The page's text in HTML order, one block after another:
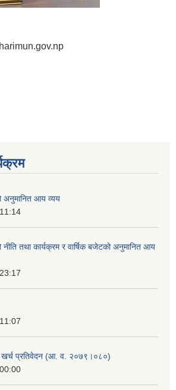
आय व्यय
तथा कार्यक्रम र वार्षिक बजेटको अनुमानित आय
खर्च प्रतिवेदन (आ. व. २०७९।०८०)